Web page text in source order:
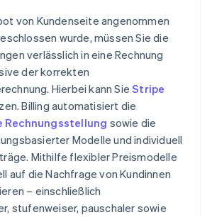
von Kundenseite angenommen
wurde, müssen Sie die
verlässlich in eine Rechnung
der korrekten
Hierbei kann SieStripe
Billing automatisiert die
Rechnungsstellung sowie die
Modelle und individuell
Mithilfe flexibler Preismodelle
auf die Nachfrage von Kundinnen
– einschließlich
stufenweiser, pauschaler sowie